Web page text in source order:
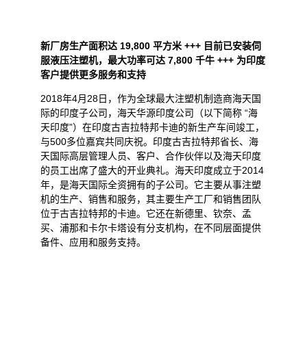
新厂房生产面积达 19,800 平方米 +++ 目前已安装伺
服液压注塑机，最大功率可达 7,800 千牛 +++ 为印度
客户提供更多服务和支持
2018年4月28日，作为全球最大注塑机制造商海天国
际的印度子公司，海天华源印度公司（以下简称 “海
天印度”）在印度古吉拉特邦卡迪的新生产车间竣工，
与500多位嘉宾共同庆祝。印度古吉拉特邦省长、海
天国际高层管理人员、客户、合作伙伴以及海天印度
的员工出席了盛大的开业典礼。海天印度成立于2014
年，是海天国际全资拥有的子公司。它主要从事注塑
机的生产、销售和服务，其主要生产工厂和销售团队
位于古吉拉特邦的卡迪。它还在新德里、钦奈、孟
买、浦那和卡尔卡塔设有分支机构，在不同层面提供
备件、应用和服务支持。